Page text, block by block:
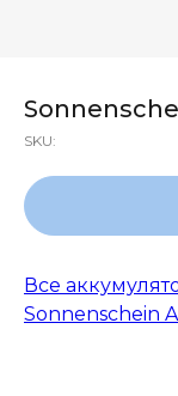
SKU:
Все
Sonnenschein